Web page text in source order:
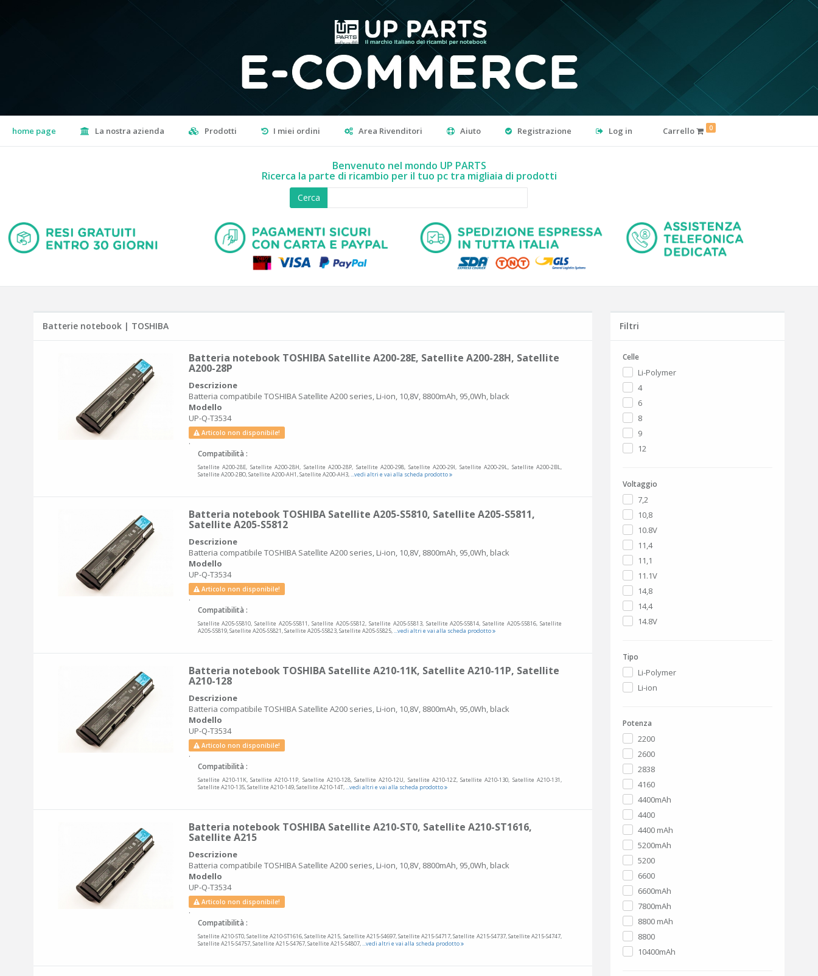
home page La nostra azienda Prodotti I miei ordini Area Rivenditori Aiuto Registrazione Log in Carrello 0
Benvenuto nel mondo UP PARTS
Ricerca la parte di ricambio per il tuo pc tra migliaia di prodotti
Cerca
Batterie notebook | TOSHIBA
Batteria notebook TOSHIBA Satellite A200-28E, Satellite A200-28H, Satellite
A200-28P
Descrizione
Batteria compatibile TOSHIBA Satellite A200 series, Li-ion, 10,8V, 8800mAh, 95,0Wh, black
Modello
UP-Q-T3534
Articolo non disponibile!
.
Compatibilità :
Satellite A200-28E, Satellite A200-28H, Satellite A200-28P, Satellite A200-298, Satellite A200-29I, Satellite A200-29L, Satellite A200-2BL,
Satellite A200-2BO, Satellite A200-AH1, Satellite A200-AH3,...vedi altri e vai alla scheda prodotto
Batteria notebook TOSHIBA Satellite A205-S5810, Satellite A205-S5811,
Satellite A205-S5812
Descrizione
Batteria compatibile TOSHIBA Satellite A200 series, Li-ion, 10,8V, 8800mAh, 95,0Wh, black
Modello
UP-Q-T3534
Articolo non disponibile!
.
Compatibilità :
Satellite A205-S5810, Satellite A205-S5811, Satellite A205-S5812, Satellite A205-S5813, Satellite A205-S5814, Satellite A205-S5816, Satellite
A205-S5819, Satellite A205-S5821, Satellite A205-S5823, Satellite A205-S5825,...vedi altri e vai alla scheda prodotto
Batteria notebook TOSHIBA Satellite A210-11K, Satellite A210-11P, Satellite
A210-128
Descrizione
Batteria compatibile TOSHIBA Satellite A200 series, Li-ion, 10,8V, 8800mAh, 95,0Wh, black
Modello
UP-Q-T3534
Articolo non disponibile!
.
Compatibilità :
Satellite A210-11K, Satellite A210-11P, Satellite A210-128, Satellite A210-12U, Satellite A210-12Z, Satellite A210-130, Satellite A210-131,
Satellite A210-135, Satellite A210-149, Satellite A210-14T,...vedi altri e vai alla scheda prodotto
Batteria notebook TOSHIBA Satellite A210-ST0, Satellite A210-ST1616,
Satellite A215
Descrizione
Batteria compatibile TOSHIBA Satellite A200 series, Li-ion, 10,8V, 8800mAh, 95,0Wh, black
Modello
UP-Q-T3534
Articolo non disponibile!
.
Compatibilità :
Satellite A210-ST0, Satellite A210-ST1616, Satellite A215, Satellite A215-S4697, Satellite A215-S4717, Satellite A215-S4737, Satellite A215-S4747,
Satellite A215-S4757, Satellite A215-S4767, Satellite A215-S4807,...vedi altri e vai alla scheda prodotto
Filtri
Celle
Li-Polymer
4
6
8
9
12
Voltaggio
7,2
10,8
10.8V
11,4
11,1
11.1V
14,8
14,4
14.8V
Tipo
Li-Polymer
Li-ion
Potenza
2200
2600
2838
4160
4400mAh
4400
4400 mAh
5200mAh
5200
6600
6600mAh
7800mAh
8800 mAh
8800
10400mAh